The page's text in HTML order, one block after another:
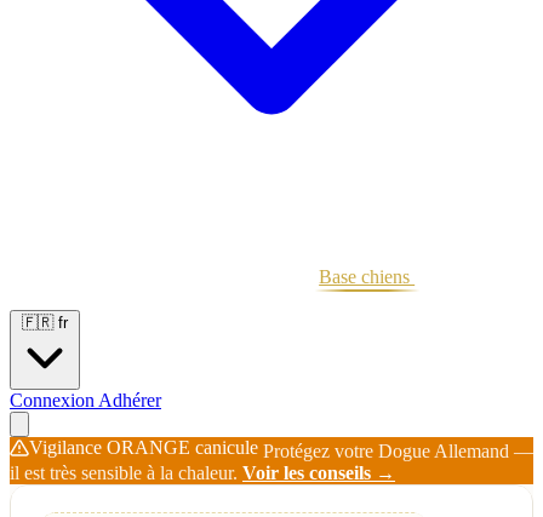
Base chiens
🇫🇷 fr
Connexion Adhérer
Vigilance ORANGE canicule Protégez votre Dogue Allemand —
il est très sensible à la chaleur. Voir les conseils →